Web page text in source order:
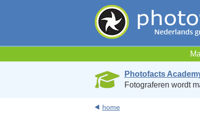
Photofacts
Fotograferen wordt
home